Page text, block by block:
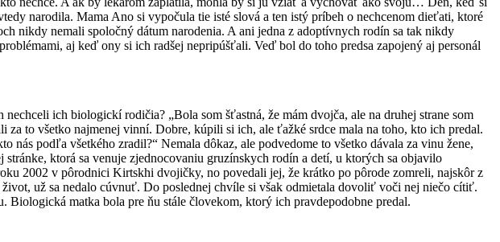
narodila. Mama Ano si vypočula tie isté slová a ten istý príbeh o nechcenom dieťati, ktoré
nikdy nemali spoločný dátum narodenia. A ani jedna z adoptívnych rodín sa tak nikdy
aj keď ony si ich radšej nepripúšťali. Veď bol do toho predsa zapojený aj personál
ich biologickí rodičia? „Bola som šťastná, že mám dvojča, ale na druhej strane som
to všetko najmenej vinní. Dobre, kúpili si ich, ale ťažké srdce mala na toho, kto ich predal.
podľa všetkého zradil?“ Nemala dôkaz, ale podvedome to všetko dávala za vinu žene,
ktorá sa venuje zjednocovaniu gruzínskych rodín a detí, u ktorých sa objavilo
2002 v pôrodnici Kirtskhi dvojičky, no povedali jej, že krátko po pôrode zomreli, najskôr z
už sa nedalo cúvnuť. Do poslednej chvíle si však odmietala dovoliť voči nej niečo cítiť.
Biologická matka bola pre ňu stále človekom, ktorý ich pravdepodobne predal.